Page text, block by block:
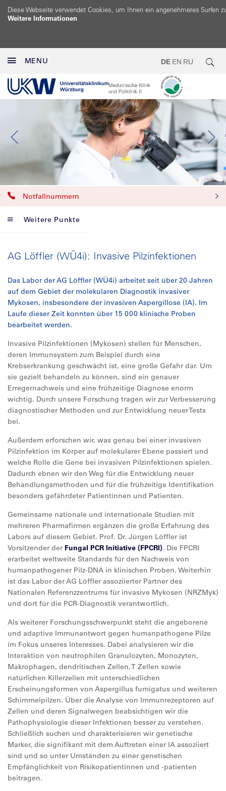
Diese Webseite verwendet Cookies, um Ihnen ein angenehmeres Surfen
Weitere Informationen
MENU DE EN RU
Notfallnummern
Weitere Punkte
AG Löffler (WÜ4i): Invasive Pilzinfektionen
Das Labor der AG Löffler (WÜ4i) arbeitet seit über 20 Jahren
auf dem Gebiet der molekularen Diagnostik invasiver
Mykosen, insbesondere der invasiven Aspergillose (IA). Im
Laufe dieser Zeit konnten über 15 000 klinische Proben
bearbeitet werden.
Invasive Pilzinfektionen (Mykosen) stellen für Menschen,
deren Immunsystem zum Beispiel durch eine
Krebserkrankung geschwächt ist, eine große Gefahr dar. Um
sie gezielt behandeln zu können, sind ein genauer
Erregernachweis und eine frühzeitige Diagnose enorm
wichtig. Durch unsere Forschung tragen wir zur Verbesserung
diagnostischer Methoden und zur Entwicklung neuer Tests
bei.
Außerdem erforschen wir, was genau bei einer invasiven
Pilzinfektion im Körper auf molekularer Ebene passiert und
welche Rolle die Gene bei invasiven Pilzinfektionen spielen.
Dadurch ebnen wir den Weg für die Entwicklung neuer
Behandlungsmethoden und für die frühzeitige Identifikation
besonders gefährdeter Patientinnen und Patienten.
Gemeinsame nationale und internationale Studien mit
mehreren Pharmafirmen ergänzen die große Erfahrung des
Labors auf diesem Gebiet. Prof. Dr. Jürgen Löffler ist
Vorsitzender der Fungal PCR Initiative (FPCRI). Die FPCRI
erarbeitet weltweite Standards für den Nachweis von
humanpathogener Pilz-DNA in klinischen Proben. Weiterhin
ist das Labor der AG Löffler assoziierter Partner des
Nationalen Referenzzentrums für invasive Mykosen (NRZMyk)
und dort für die PCR-Diagnostik verantwortlich.
Als weiterer Forschungsschwerpunkt steht die angeborene
und adaptive Immunantwort gegen humanpathogene Pilze
im Fokus unseres Interesses. Dabei analysieren wir die
Interaktion von neutrophilen Granulozyten, Monozyten,
Makrophagen, dendritischen Zellen, T Zellen sowie
natürlichen Killerzellen mit unterschiedlichen
Erscheinungsformen von Aspergillus fumigatus und weiteren
Schimmelpilzen. Über die Analyse von Immunrezeptoren auf
Zellen und deren Signalwegen beabsichtigen wir die
Pathophysiologie dieser Infektionen besser zu verstehen.
Schließlich suchen und charakterisieren wir genetische
Marker, die signifikant mit dem Auftreten einer IA assoziiert
sind und so unter Umständen zu einer genetischen
Empfänglichkeit von Risikopatientinnen und -patienten
beitragen.